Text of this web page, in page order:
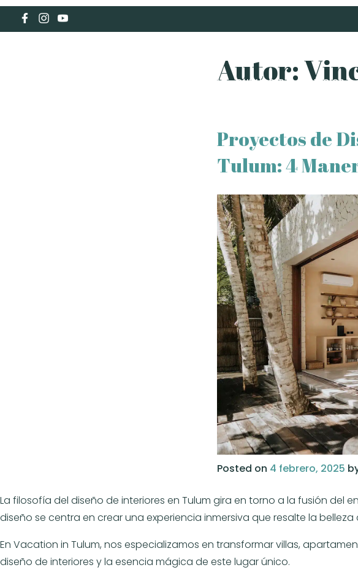
ALQUILER VACACIONAL QUÉ HACER SERVICIOS
Autor:
Proyectos de
Tulum: 4
Posted on 4 febrero, 2025
La filosofía del diseño de interiores en Tulum gira en torno a la fusión del
diseño se centra en crear una experiencia inmersiva que resalte la
En Vacation in Tulum, nos especializamos en transformar villas,
diseño de interiores y la esencia mágica de este lugar único.